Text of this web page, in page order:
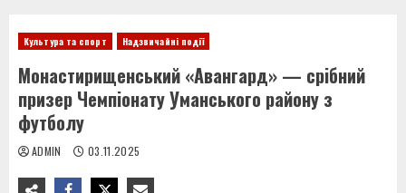
Культура та спорт Надзвичайні події
Монастирищенський «Авангард» — срібний
призер Чемпіонату Уманського району з
футболу
ADMIN 03.11.2025